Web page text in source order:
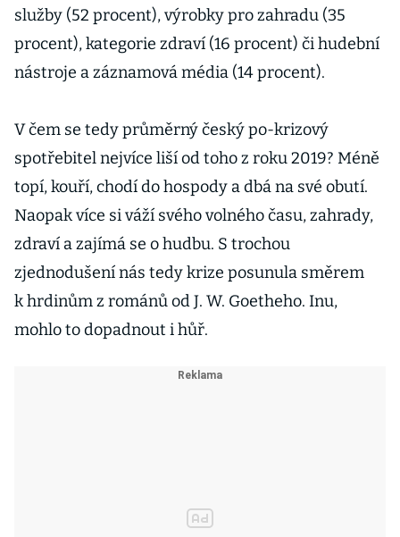
služby (52 procent), výrobky pro zahradu (35
procent), kategorie zdraví (16 procent) či hudební
nástroje a záznamová média (14 procent).
V čem se tedy průměrný český po-krizový
spotřebitel nejvíce liší od toho z roku 2019? Méně
topí, kouří, chodí do hospody a dbá na své obutí.
Naopak více si váží svého volného času, zahrady,
zdraví a zajímá se o hudbu. S trochou
zjednodušení nás tedy krize posunula směrem
k hrdinům z románů od J. W. Goetheho. Inu,
mohlo to dopadnout i hůř.